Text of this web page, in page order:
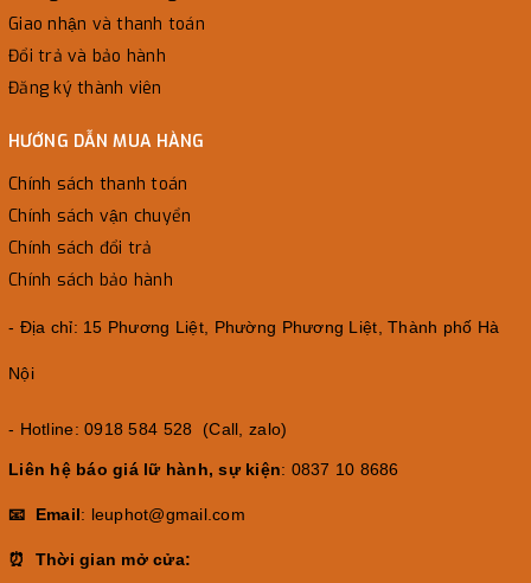
Giao nhận và thanh toán
Đổi trả và bảo hành
Đăng ký thành viên
HƯỚNG DẪN MUA HÀNG
Chính sách thanh toán
Chính sách vận chuyển
Chính sách đổi trả
Chính sách bảo hành
- Địa chỉ: 15 Phương Liệt, Phường Phương Liệt, Thành phố Hà
Nội
- Hotline: 0918 584 528 (Call, zalo)
Liên hệ báo giá lữ hành, sự kiện: 0837 10 8686
📧 Email: leuphot@gmail.com
⏰ Thời gian mở cửa: